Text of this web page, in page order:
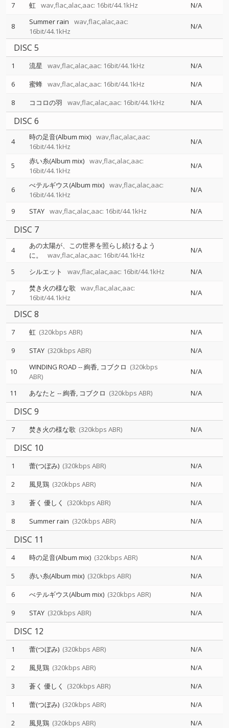
7 虹 wav,flac,alac,aac: 16bit/44.1kHz N/A
8 Summer rain
wav,flac,alac,aac:
16bit/44.1kHz
N/A
DISC 5
1 流星 wav,flac,alac,aac: 16bit/44.1kHz
N/A
6
蜜蜂 wav,flac,alac,aac: 16bit/44.1kHz
N/A
8
ココロの羽 wav,flac,alac,aac: 16bit/44.1kHz N/A
DISC 6
4 時の足音(Album mix) wav,flac,alac,aac:
16bit/44.1kHz
N/A
5 赤い糸(Album mix) wav,flac,alac,aac:
16bit/44.1kHz
N/A
6 べテルギウス(Album mix) wav,flac,alac,aac:
16bit/44.1kHz
N/A
9 STAY wav,flac,alac,aac: 16bit/44.1kHz N/A
DISC 7
4
あの太陽が、この世界を照らし続けるよう
に。
wav,flac,alac,aac: 16bit/44.1kHz
N/A
5 シルエット wav,flac,alac,aac: 16bit/44.1kHz N/A
7 焚き火の様な歌
wav,flac,alac,aac:
16bit/44.1kHz
N/A
DISC 8
7 虹 (320kbps ABR)
N/A
9
STAY (320kbps ABR) N/A
10 WINDING ROAD --絢香 コブクロ (320kbps
ABR)
N/A
11 あなたと --絢香 コブクロ (320kbps ABR) N/A
DISC 9
7 焚き火の様な歌 (320kbps ABR) N/A
DISC 10
1 蕾(つぼみ) (320kbps ABR)
N/A
2
風見鶏 (320kbps ABR)
N/A
3
蒼く 優しく (320kbps ABR)
N/A
8
Summer rain (320kbps ABR) N/A
DISC 11
4 時の足音(Album mix) (320kbps ABR)
N/A
5
赤い糸(Album mix) (320kbps ABR)
N/A
6
べテルギウス(Album mix) (320kbps ABR)
N/A
9
STAY (320kbps ABR) N/A
DISC 12
1 蕾(つぼみ) (320kbps ABR)
N/A
2
風見鶏 (320kbps ABR)
N/A
3
蒼く 優しく (320kbps ABR)
N/A
1
蕾(つぼみ) (320kbps ABR)
N/A
2
風見鶏 (320kbps ABR) N/A